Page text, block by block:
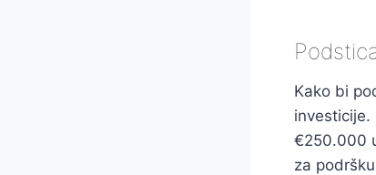
Kako bi
€250.000
za